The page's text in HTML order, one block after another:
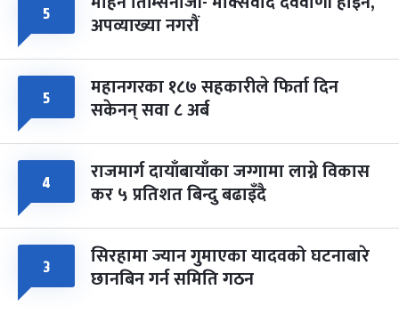
५ अपव्याख्या नगरौं
५ महानगरका १८७ सहकारीले फिर्ता दिन
सकेनन् सवा ८ अर्ब
४ राजमार्ग दायाँबायाँका जग्गामा लाग्ने विकास
कर ५ प्रतिशत बिन्दु बढाइँदै
३ सिरहामा ज्यान गुमाएका यादवको घटनाबारे
छानबिन गर्न समिति गठन